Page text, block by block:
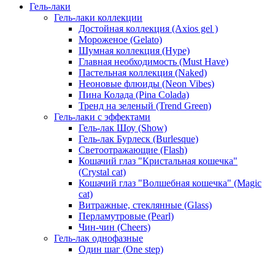
Гель-лаки
Гель-лаки коллекции
Достойная коллекция (Axios gel )
Мороженое (Gelato)
Шумная коллекция (Hype)
Главная необходимость (Must Have)
Пастельная коллекция (Naked)
Неоновые флюиды (Neon Vibes)
Пина Колада (Pina Colada)
Тренд на зеленый (Trend Green)
Гель-лаки с эффектами
Гель-лак Шоу (Show)
Гель-лак Бурлеск (Burlesque)
Светоотражающие (Flash)
Кошачий глаз "Кристальная кошечка"
(Crystal cat)
Кошачий глаз "Волшебная кошечка" (Magic
cat)
Витражные, стеклянные (Glass)
Перламутровые (Pearl)
Чин-чин (Cheers)
Гель-лак однофазные
Один шаг (One step)